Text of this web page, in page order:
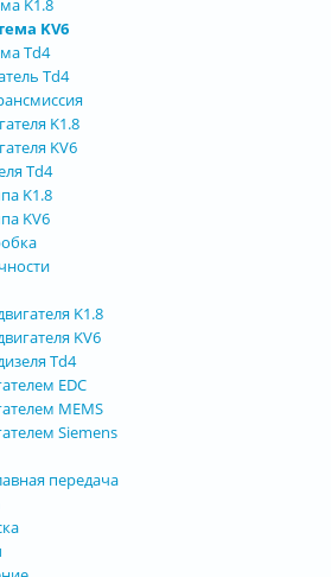
KV6
Td4
Td4
K1.8
KV6
Td4
K1.8
KV6
K1.8
KV6
Td4
EDC
MEMS
Siemens
передача